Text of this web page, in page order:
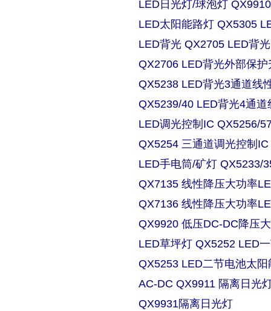
LED日光灯/球泡灯
LED太阳能路灯 QX5305
LED背光 QX2705 LED背
QX2706 LED背光外部保
QX5238 LED背光3通道线
QX5239/40 LED背光4通
LED调光控制IC QX5256/
QX5254 三通道调光控制
LED手电筒/矿灯 QX5233/
QX7135 线性降压大功率
QX7136 线性降压大功率
QX9920 低压DC-DC降压
LED草坪灯 QX5252 LED
QX5253 LED二节电池太
AC-DC QX9911 隔离日光
QX9931隔离日光灯